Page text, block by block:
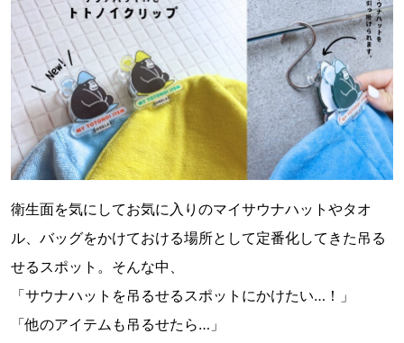
衛生面を気にしてお気に入りのマイサウナハットやタオ
ル、バッグをかけておける場所として定番化してきた吊る
せるスポット。そんな中、
「サウナハットを吊るせるスポットにかけたい…！」
「他のアイテムも吊るせたら…」